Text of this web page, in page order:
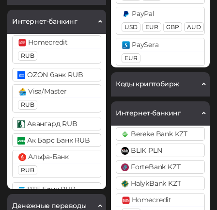
Ethereum Classic (ETC)
Gram (Toncoin)
Kaspa (KAS)
Litecoin (LTC)
Monero (XMR)
NEAR Protocol
ONDO
Optimism (OP)
PancakeSwap (CAKE)
Pepe
Интернет-банкинг
Homecredit
RUB
OZON банк RUB
Visa/Master
RUB
Авангард RUB
Ак Барс Банк RUB
Альфа-Банк
RUB
ВТБ Банк RUB
Газпромбанк RUB
Денежные переводы
Ethereum (ETH)
BEP20 ERC20
OP
ARB
BASE
Ethereum Classic (ETC)
Gram (Toncoin)
Jupiter (JUP)
Litecoin (LTC)
Monero (XMR)
NEAR Protocol
Notcoin (NOT)
Ontology (ONT)
Optimism (OP)
Pax Dollar (USDP)
PayPal
USD EUR GBP AUD
PaySera
EUR
Skrill
USD EUR
Volet (AdvCash)
USD EUR
Webmoney
WMZ
Коды криптобирж
Интернет-банкинг
Bereke Bank KZT
BLIK PLN
ForteBank KZT
HalykBank KZT
Homecredit